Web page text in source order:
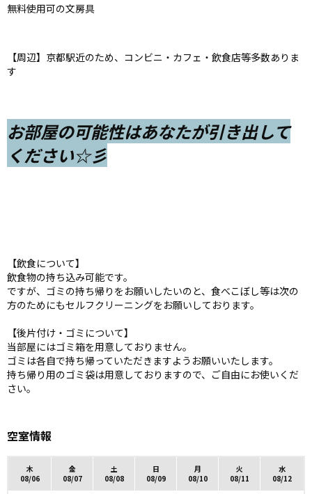
無料使用可の文房具
【周辺】京都駅近のため、コンビニ・カフェ・飲食店等多数ありま
す
お部屋の可能性はあなたが引き出して
ください☆彡
【飲食について】
飲食物の持ち込み可能です。
ですが、ゴミの持ち帰りをお願いしたいのと、食べこぼし等は次の
方のためにもセルフクリーニングをお願いしております。
【後片付け・ゴミについて】
当部屋にはゴミ箱を用意しておりません。
ゴミは各自で持ち帰っていただきますようお願いいたします。
持ち帰り用のゴミ袋は用意しておりますので、ご自由にお使いくだ
さい。
空室情報
木
08/06
金
08/07
土
08/08
日
08/09
月
08/10
火
08/11
水
08/12